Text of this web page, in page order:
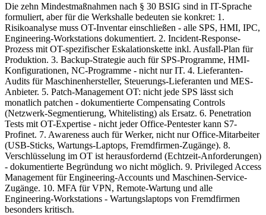
Die zehn Mindestmaßnahmen nach § 30 BSIG sind in IT-Sprache
formuliert, aber für die Werkshalle bedeuten sie konkret: 1.
Risikoanalyse muss OT-Inventar einschließen - alle SPS, HMI, IPC,
Engineering-Workstations dokumentiert. 2. Incident-Response-
Prozess mit OT-spezifischer Eskalationskette inkl. Ausfall-Plan für
Produktion. 3. Backup-Strategie auch für SPS-Programme, HMI-
Konfigurationen, NC-Programme - nicht nur IT. 4. Lieferanten-
Audits für Maschinenhersteller, Steuerungs-Lieferanten und MES-
Anbieter. 5. Patch-Management OT: nicht jede SPS lässt sich
monatlich patchen - dokumentierte Compensating Controls
(Netzwerk-Segmentierung, Whitelisting) als Ersatz. 6. Penetration
Tests mit OT-Expertise - nicht jeder Office-Pentester kann S7-
Profinet. 7. Awareness auch für Werker, nicht nur Office-Mitarbeiter
(USB-Sticks, Wartungs-Laptops, Fremdfirmen-Zugänge). 8.
Verschlüsselung im OT ist herausfordernd (Echtzeit-Anforderungen)
- dokumentierte Begründung wo nicht möglich. 9. Privileged Access
Management für Engineering-Accounts und Maschinen-Service-
Zugänge. 10. MFA für VPN, Remote-Wartung und alle
Engineering-Workstations - Wartungslaptops von Fremdfirmen
besonders kritisch.